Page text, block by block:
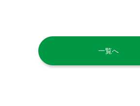
一覧へ